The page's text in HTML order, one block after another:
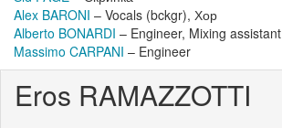
Alex BARONI – Vocals (bckgr), Хор
Alberto BONARDI – Engineer, Mixing assistant
Massimo CARPANI – Engineer
Eros RAMAZZOTTI